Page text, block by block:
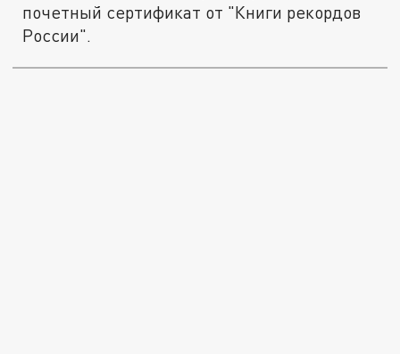
почетный сертификат от "Книги рекордов
России".